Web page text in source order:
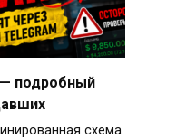
подробный
схема